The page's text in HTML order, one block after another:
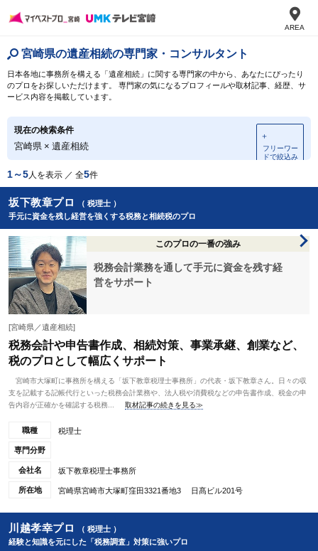
AREA
宮崎県の遺産相続の専門家・コンサルタント
日本各地に事務所を構える「遺産相続」に関する専門家の中から、あなたにぴったり
のプロをお探しいただけます。 専門家の気になるプロフィールや取材記事、経歴、サ
ービス内容を掲載しています。
現在の検索条件
宮崎県 × 遺産相続
＋
フリーワー
ドで絞込み
1～5人を表示 ／ 全5件
坂下教章プロ
（ 税理士 ）
手元に資金を残し経営を強くする税務と相続税のプロ
このプロの一番の強み
税務会計業務を通して手元に資金を残す経
営をサポート
[宮崎県／遺産相続]
税務会計や申告書作成、相続対策、事業承継、創業など、
税のプロとして幅広くサポート
宮崎市大塚町に事務所を構える「坂下教章税理士事務所」の代表・坂下教章さん。日々の収
支を記載する記帳代行といった税務会計業務や、法人税や消費税などの申告書作成、税金の申
告内容が正確かを確認する税務...
取材記事の続きを見る≫
職種 税理士
専門分野
会社名 坂下教章税理士事務所
所在地 宮崎県宮崎市大塚町窪田3321番地3 日髙ビル201号
川越孝幸プロ
（ 税理士 ）
経験と知識を元にした「税務調査」対策に強いプロ